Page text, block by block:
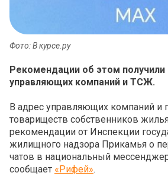
Фото: В курсе.ру
Рекомендации об этом получили
управляющих компаний и ТСЖ.
В адрес управляющих компаний и
товариществ собственников
рекомендации от Инспекции
жилищного надзора Прикамья о
чатов в национальный
сообщает «Рифей».